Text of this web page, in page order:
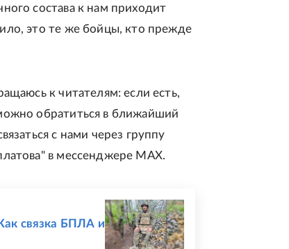
состава к нам приходит
это те же бойцы, кто прежде
к читателям: если есть,
обратиться в ближайший
с нами через группу
в мессенджере МАХ.
связка БПЛА и